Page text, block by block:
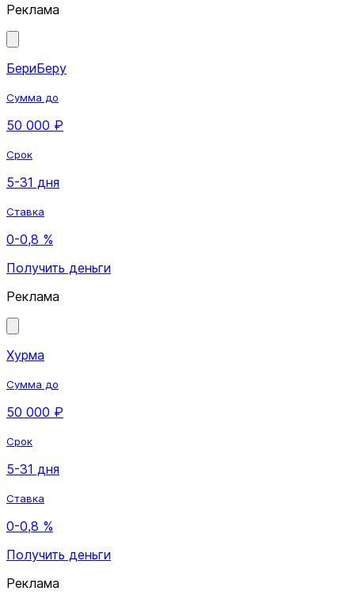
Реклама
БериБеру
Сумма до
50 000 ₽
Срок
5-31 дня
Ставка
0-0,8 %
Получить деньги
Реклама
Хурма
Сумма до
50 000 ₽
Срок
5-31 дня
Ставка
0-0,8 %
Получить деньги
Реклама